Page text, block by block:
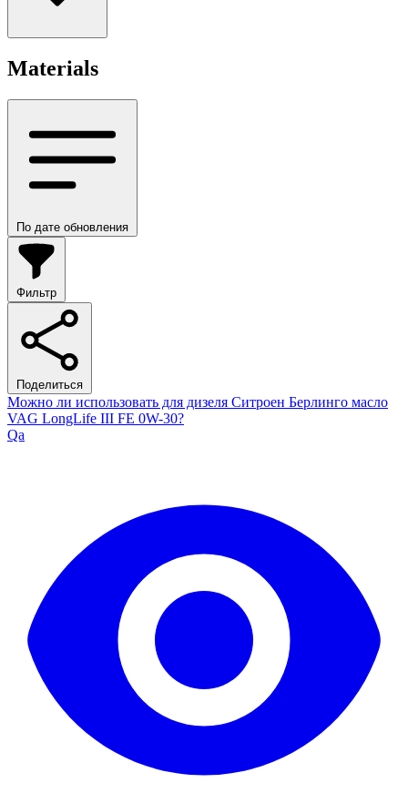
Materials
По дате обновления
Фильтр
Поделиться
Можно ли использовать для дизеля Ситроен Берлинго масло
VAG LongLife III FE 0W-30?
Qa